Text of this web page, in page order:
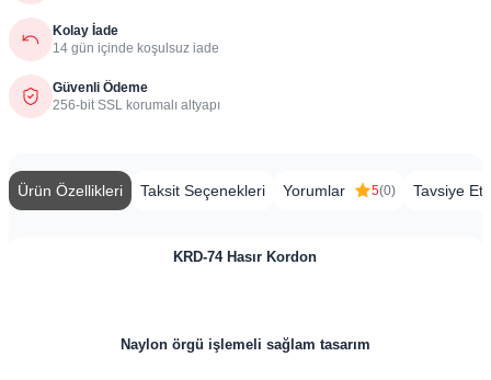
Kolay İade
14 gün içinde koşulsuz iade
Güvenli Ödeme
256-bit SSL korumalı altyapı
Ürün Özellikleri Taksit Seçenekleri Yorumlar 5(0) Tavsiye Et
KRD-74 Hasır Kordon
Naylon örgü işlemeli sağlam tasarım